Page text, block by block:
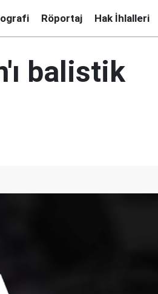
Röportaj Hak İhlalleri
balistik